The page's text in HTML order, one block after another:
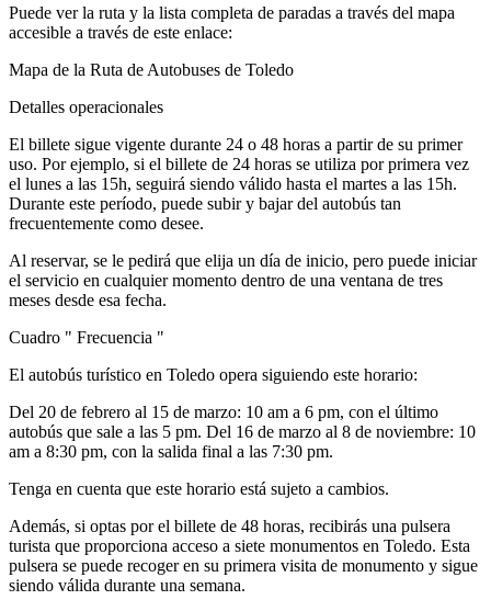
Puede ver la ruta y la lista completa de paradas a través del mapa
accesible a través de este enlace:
Mapa de la Ruta de Autobuses de Toledo
Detalles operacionales
El billete sigue vigente durante 24 o 48 horas a partir de su primer
uso. Por ejemplo, si el billete de 24 horas se utiliza por primera vez
el lunes a las 15h, seguirá siendo válido hasta el martes a las 15h.
Durante este período, puede subir y bajar del autobús tan
frecuentemente como desee.
Al reservar, se le pedirá que elija un día de inicio, pero puede iniciar
el servicio en cualquier momento dentro de una ventana de tres
meses desde esa fecha.
Cuadro " Frecuencia "
El autobús turístico en Toledo opera siguiendo este horario:
Del 20 de febrero al 15 de marzo: 10 am a 6 pm, con el último
autobús que sale a las 5 pm. Del 16 de marzo al 8 de noviembre: 10
am a 8:30 pm, con la salida final a las 7:30 pm.
Tenga en cuenta que este horario está sujeto a cambios.
Además, si optas por el billete de 48 horas, recibirás una pulsera
turista que proporciona acceso a siete monumentos en Toledo. Esta
pulsera se puede recoger en su primera visita de monumento y sigue
siendo válida durante una semana.